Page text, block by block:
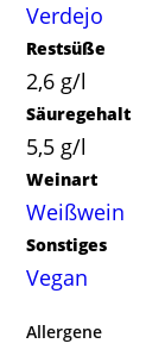
Verdejo
Restsüße
2,6 g/l
Säuregehalt
5,5 g/l
Weinart
Weißwein
Sonstiges
Vegan
Allergene